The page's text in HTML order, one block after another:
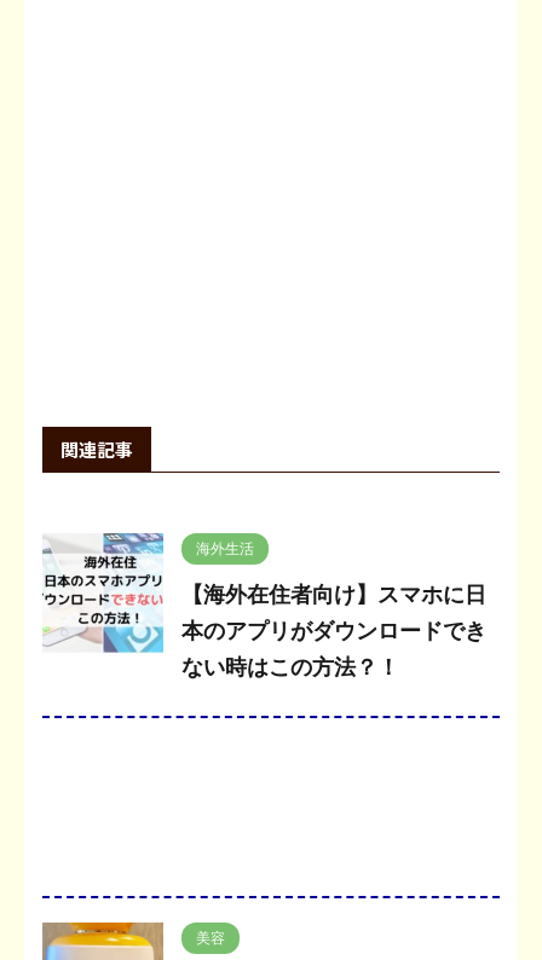
関連記事
海外生活
【海外在住者向け】スマホに日
本のアプリがダウンロードでき
ない時はこの方法？！
美容